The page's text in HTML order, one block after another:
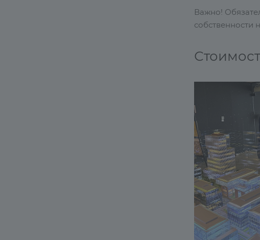
Важно!
собственности